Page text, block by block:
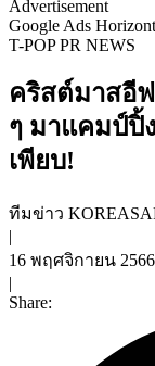
Advertisement
Google Ads
T-POPPR NEWS
คริสต์มาสอี
ๆ มาแคมป์ปิ้
เพียบ!
ทีมข่าว
|
16 พฤศจิกายน 2566
|
Share: